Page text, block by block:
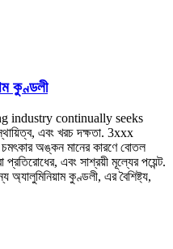
কুণ্ডলী
industry continually seeks
এবং খরচ দক্ষতা. 3xxx
চমৎকার অঙ্কন মানের কারণে বোতল
এবং সাশ্রয়ী মূল্যের পয়েন্ট.
কুণ্ডলী, এর বৈশিষ্ট্য,